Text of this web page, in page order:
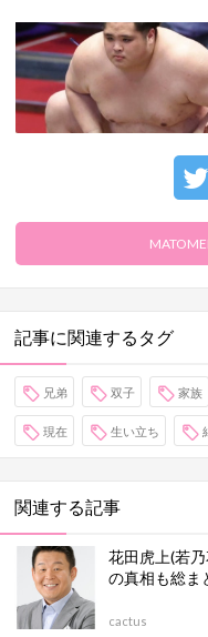
記事に関連するタグ
兄弟 双子 家族
現在 生い立ち
関連する記事
花田虎上(若
の真相も総ま
cactus